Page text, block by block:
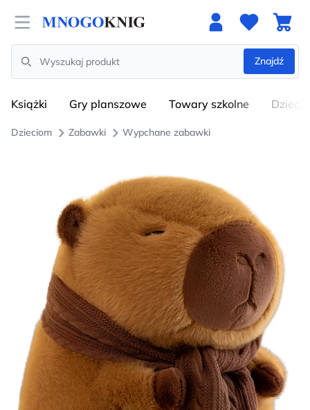
Open menu
Search
Znajdź
Książki Gry planszowe Towary szkolne
Dzieciom Zabawki Wypchane zabawki